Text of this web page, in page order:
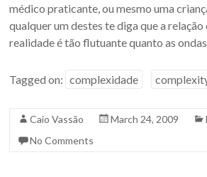
médico praticante, ou mesmo uma
qualquer um destes te diga que a
realidade é tão flutuante quanto as ondas
Tagged on: complexidade
Caio Vassão March 24, 2009
No Comments